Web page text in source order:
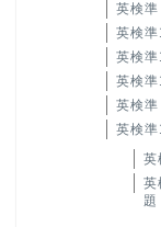
英検
英検
英検
英検
英検
英検
英
英
題